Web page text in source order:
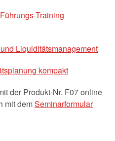
Führungs-Training
Liquiditätsmanagement
kompakt
der Produkt-Nr. F07 online
mit demSeminarformular